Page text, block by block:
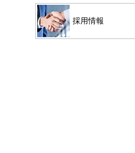
採用情報